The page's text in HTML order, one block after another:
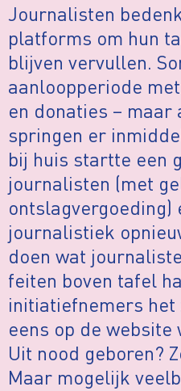
Journalisten
platforms om hun
blijven vervullen.
aanloopperiode
en donaties –
springen er
bij huis startte een
journalisten (met
ontslagvergoeding)
journalistiek
doen wat
feiten boven tafel
initiatiefnemers het
eens op de
Uit nood geboren?
Maar mogelijk